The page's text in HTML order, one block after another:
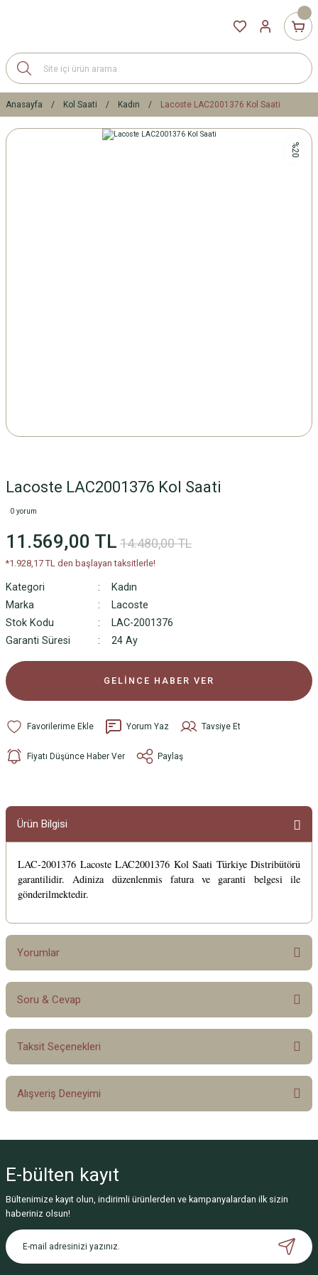
Anasayfa Kol Saati Kadın Lacoste LAC2001376 Kol Saati
%20
Lacoste LAC2001376 Kol Saati
0 yorum
11.569,00 TL 14.480,00 TL
*1.928,17 TL den başlayan taksitlerle!
Kategori
Kadın
Marka
Lacoste
Stok Kodu
LAC-2001376
Garanti Süresi
24 Ay
GELİNCE HABER VER
Yorum Yaz Tavsiye Et
Fiyatı Düşünce Haber Ver Paylaş
Ürün Bilgisi
LAC-2001376 Lacoste LAC2001376 Kol Saati Türkiye Distribütörü
garantilidir. Adiniza düzenlenmis fatura ve garanti belgesi ile
gönderilmektedir.
Yorumlar
Bu ürüne ilk yorumu siz yapın!
Soru & Cevap
Ürün hakkında henüz soru sorulmamış.
Taksit Seçenekleri
Alışveriş Deneyimi
Deneyimini Paylaş
E-bülten kayıt
Bültenimize kayıt olun, indirimli ürünlerden ve kampanyalardan ilk sizin
haberiniz olsun!